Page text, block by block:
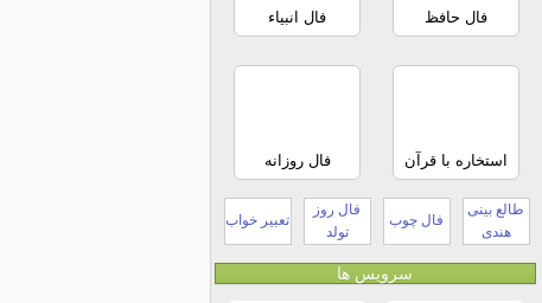
فال حافظ فال انبیاء
استخاره با قرآن فال روزانه
طالع بینی
هندی
فال چوب
فال روز
تولد
تعبیر خواب
سرویس ها